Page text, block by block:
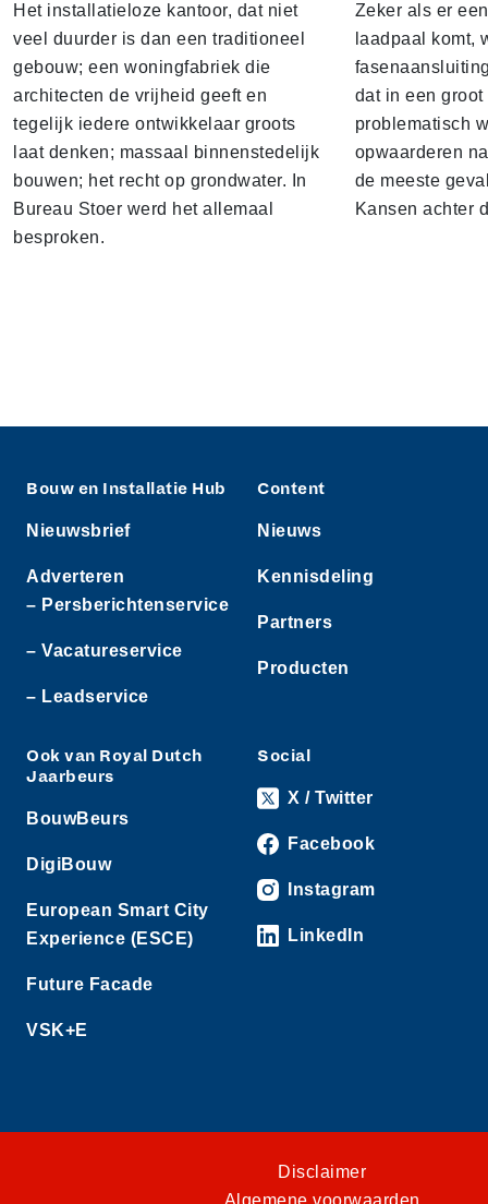
Het installatieloze kantoor, dat niet
veel duurder is dan een traditioneel
gebouw; een woningfabriek die
architecten de vrijheid geeft en
tegelijk iedere ontwikkelaar groots
laat denken; massaal binnenstedelijk
bouwen; het recht op grondwater. In
Bureau Stoer werd het allemaal
besproken.
Zeker als er
laadpaal komt,
dat in een
problematisch
opwaarderen
de meeste
Kansen achter
Bouw en Installatie Hub
Nieuwsbrief
Adverteren
– Persberichtenservice
– Vacatureservice
– Leadservice
Content
Nieuws
Kennisdeling
Partners
Producten
Ook van Royal Dutch
Jaarbeurs
BouwBeurs
DigiBouw
European Smart City
Experience (ESCE)
Future Facade
VSK+E
Social
X / Twitter
Facebook
Instagram
LinkedIn
Disclaimer
Algemene voorwaarden